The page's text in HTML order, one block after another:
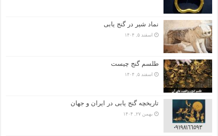
نماد شیر در گنج یابی
اسفند ۵, ۱۴۰۴
طلسم گنج چیست
اسفند ۵, ۱۴۰۴
تاریخچه گنج‌ یابی در ایران و جهان
بهمن ۲۷, ۱۴۰۴